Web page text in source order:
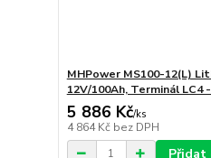
MHPower MS100-12(L)
12V/100Ah, Terminál LC4
5 886 Kč/ks
4 864 Kč bez DPH
Přidat